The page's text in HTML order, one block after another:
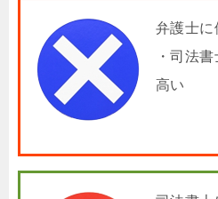
弁護士に
・司法
高い